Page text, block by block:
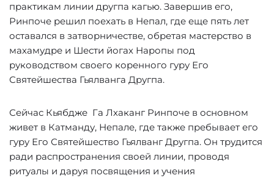
практикам линии другпа кагью. Завершив его,
Ринпоче решил поехать в Непал, где еще пять лет
оставался в затворничестве, обретая мастерство в
махамудре и Шести йогах Наропы под
руководством своего коренного гуру Его
Святейшества Гьялванга Другпа.
Сейчас Кьябдже Га Лхаканг Ринпоче в основном
живет в Катманду, Непале, где также пребывает его
гуру Его Святейшество Гьялванг Другпа. Он трудится
ради распространения своей линии, проводя
ритуалы и даруя посвящения и учения